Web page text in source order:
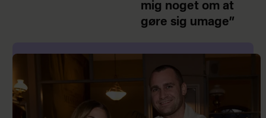
mig noget om at
gøre sig umage”